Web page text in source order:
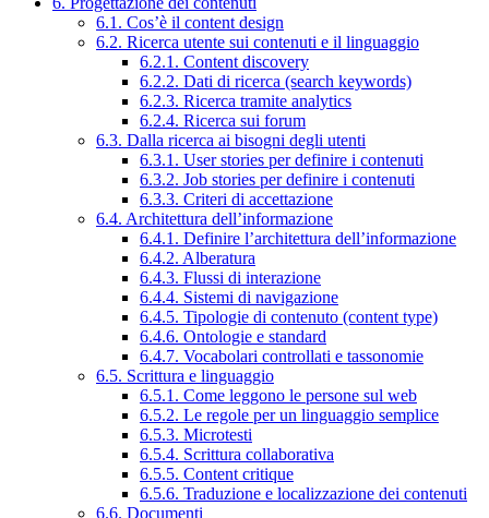
6.1. Cos’è il content design
6.2. Ricerca utente sui contenuti e il linguaggio
6.2.1. Content discovery
6.2.2. Dati di ricerca (search keywords)
6.2.3. Ricerca tramite analytics
6.2.4. Ricerca sui forum
6.3. Dalla ricerca ai bisogni degli utenti
6.3.1. User stories per definire i contenuti
6.3.2. Job stories per definire i contenuti
6.3.3. Criteri di accettazione
6.4. Architettura dell’informazione
6.4.1. Definire l’architettura dell’informazione
6.4.2. Alberatura
6.4.3. Flussi di interazione
6.4.4. Sistemi di navigazione
6.4.5. Tipologie di contenuto (content type)
6.4.6. Ontologie e standard
6.4.7. Vocabolari controllati e tassonomie
6.5. Scrittura e linguaggio
6.5.1. Come leggono le persone sul web
6.5.2. Le regole per un linguaggio semplice
6.5.3. Microtesti
6.5.4. Scrittura collaborativa
6.5.5. Content critique
6.5.6. Traduzione e localizzazione dei contenuti
6.6. Documenti